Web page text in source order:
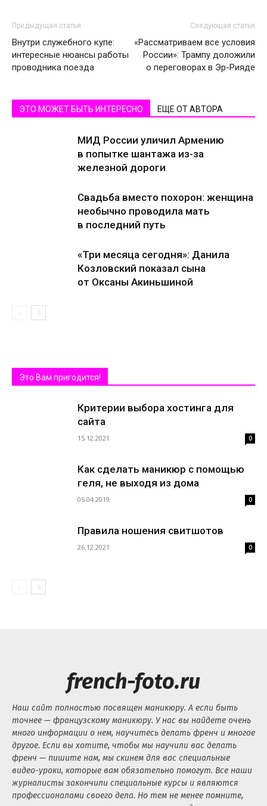
Предыдущая статья
Внутри служебного купе:
интересные нюансы работы
проводника поезда
Следующая статья
«Рассматриваем все условия
России»: Трампу доложили
о переговорах в Эр-Рияде
ЭТО МОЖЕТ БЫТЬ ИНТЕРЕСНО ЕЩЕ ОТ АВТОРА
МИД России уличил Армению
в попытке шантажа из-за
железной дороги
Свадьба вместо похорон: женщина
необычно проводила мать
в последний путь
«Три месяца сегодня»: Данила
Козловский показал сына
от Оксаны Акиньшиной
Это Вам пригодится!
Критерии выбора хостинга для
сайта
15.12.2021 0
Как сделать маникюр с помощью
геля, не выходя из дома
05.04.2019 0
Правила ношения свитшотов
26.12.2021 0
french-foto.ru
Наш сайт полностью посвящен маникюру. А если быть
точнее — французскому маникюру. У нас вы найдете очень
много информации о нем, научитесь делать френч и многое
другое. Если вы хотите, чтобы мы научили вас делать
френч — пишите нам, мы скинем для вас специальные
видео-уроки, которые вам обязательно помогут. Все наши
журналисты закончили специальные курсы и являются
профессионалами своего дела. Но тем не менее помните,